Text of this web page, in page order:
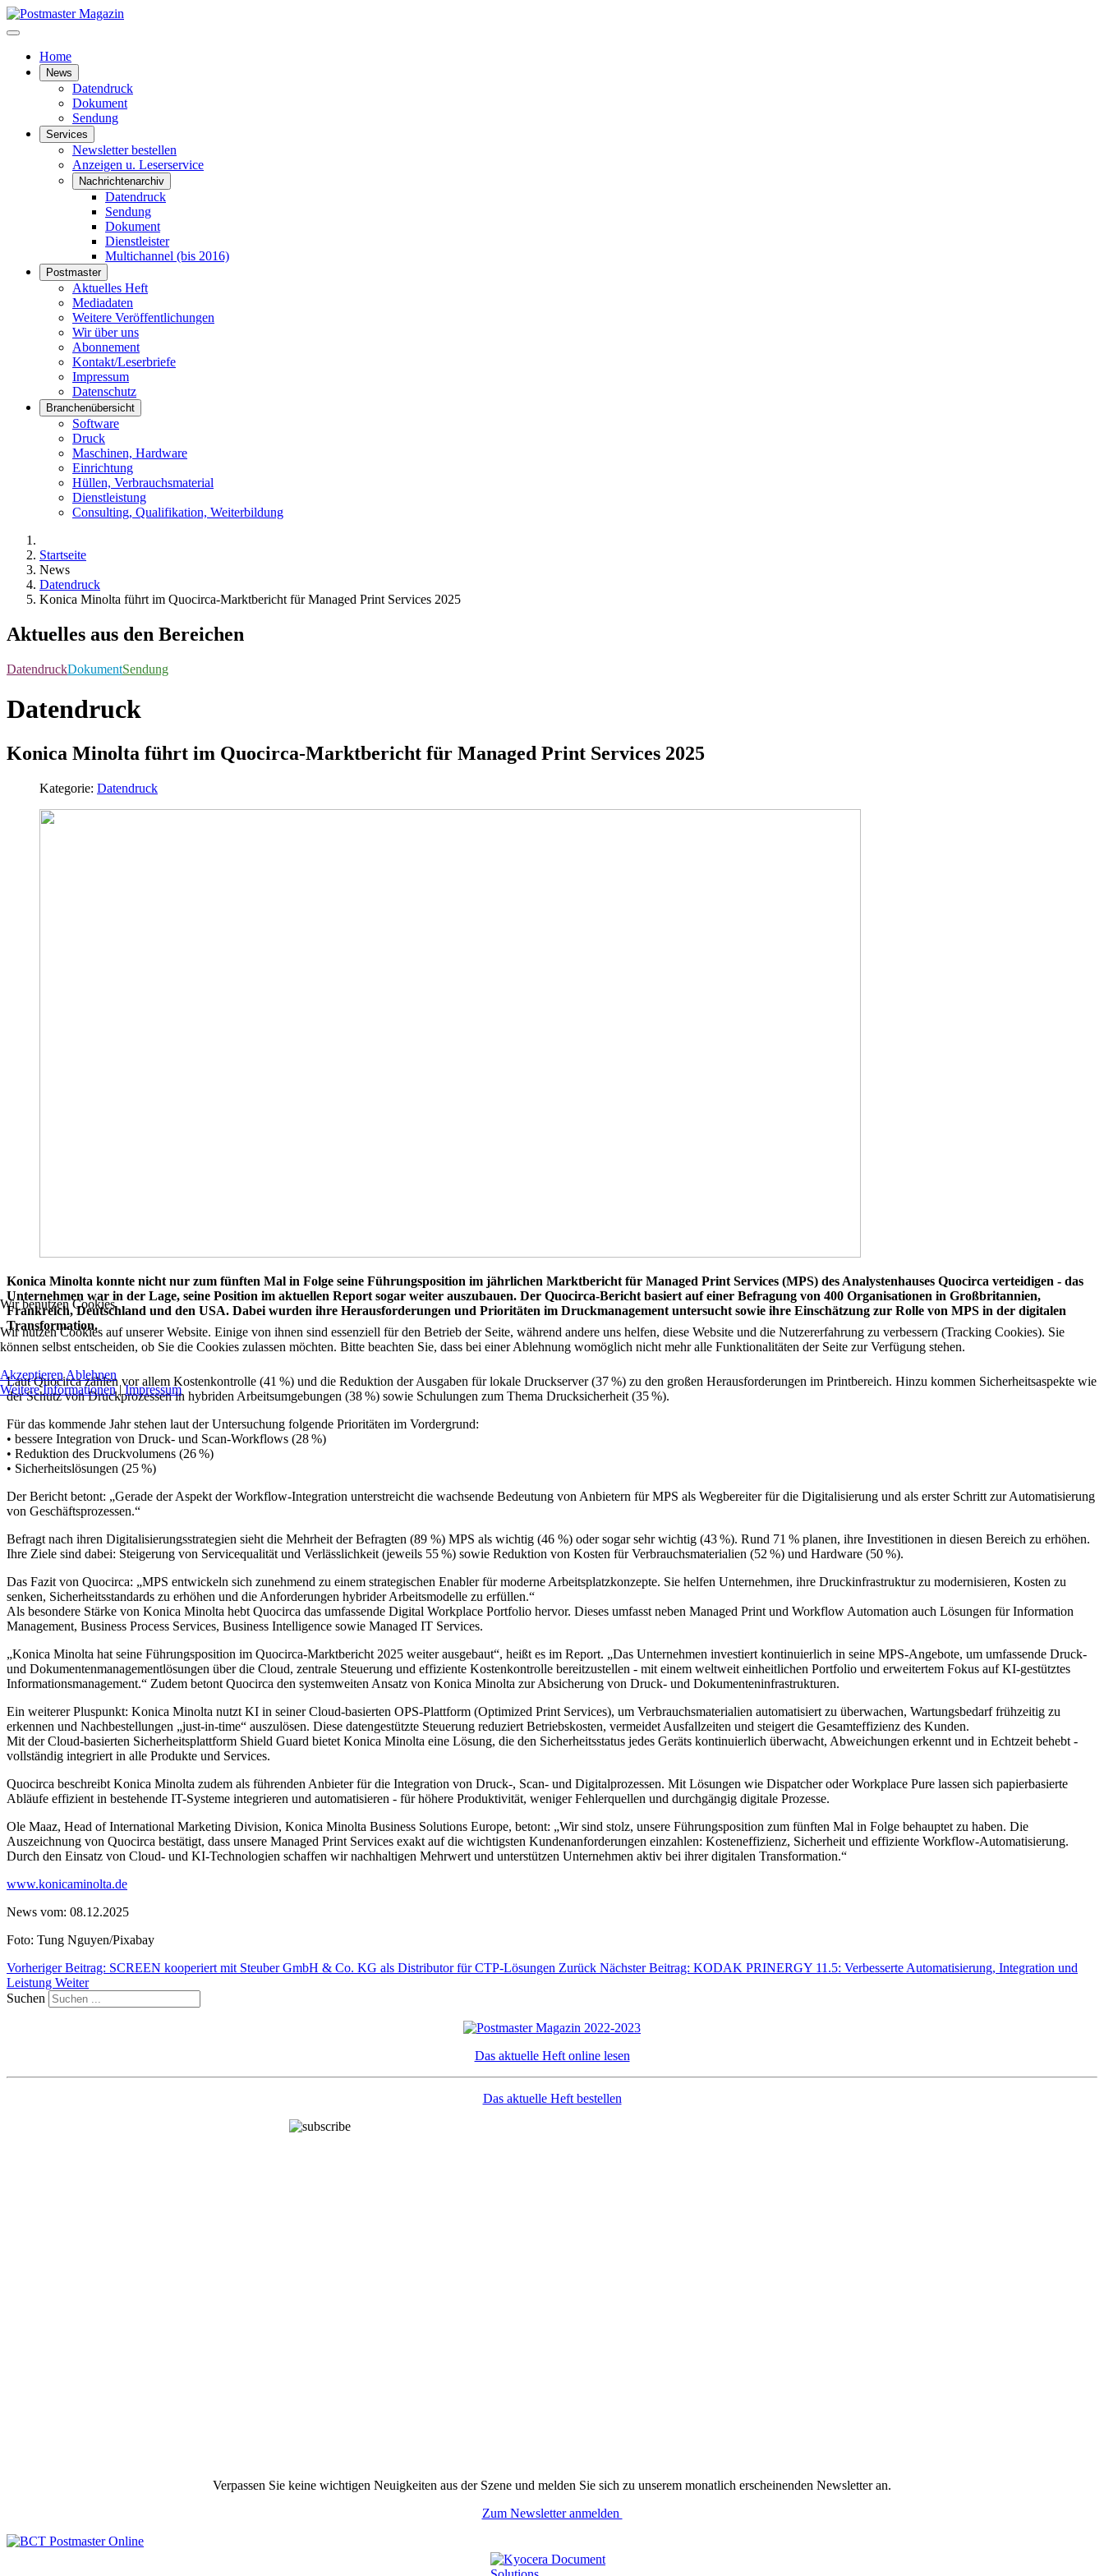
Home
News
Datendruck
Dokument
Sendung
Services
Newsletter bestellen
Anzeigen u. Leserservice
Nachrichtenarchiv
Datendruck
Sendung
Dokument
Dienstleister
Multichannel (bis 2016)
Postmaster
Aktuelles Heft
Mediadaten
Weitere Veröffentlichungen
Wir über uns
Abonnement
Kontakt/Leserbriefe
Impressum
Datenschutz
Branchenübersicht
Software
Druck
Maschinen, Hardware
Einrichtung
Hüllen, Verbrauchsmaterial
Dienstleistung
Consulting, Qualifikation, Weiterbildung
Startseite
News
Datendruck
Konica Minolta führt im Quocirca-Marktbericht für Managed Print Services 2025
Aktuelles aus den Bereichen
DatendruckDokumentSendung
Datendruck
Konica Minolta führt im Quocirca-Marktbericht für Managed Print Services 2025
Kategorie: Datendruck
Konica Minolta konnte nicht nur zum fünften Mal in Folge seine Führungsposition im jährlichen Marktbericht für Managed Print Services (MPS) des Analystenhauses Quocirca verteidigen - das
Unternehmen war in der Lage, seine Position im aktuellen Report sogar weiter auszubauen. Der Quocirca-Bericht basiert auf einer Befragung von 400 Organisationen in Großbritannien,
Frankreich, Deutschland und den USA. Dabei wurden ihre Herausforderungen und Prioritäten im Druckmanagement untersucht sowie ihre Einschätzung zur Rolle von MPS in der digitalen
Transformation.
Laut Quocirca zählen vor allem Kostenkontrolle (41 %) und die Reduktion der Ausgaben für lokale Druckserver (37 %) zu den großen Herausforderungen im Printbereich. Hinzu kommen Sicherheitsaspekte wie
der Schutz von Druckprozessen in hybriden Arbeitsumgebungen (38 %) sowie Schulungen zum Thema Drucksicherheit (35 %).
Für das kommende Jahr stehen laut der Untersuchung folgende Prioritäten im Vordergrund:
• bessere Integration von Druck- und Scan-Workflows (28 %)
• Reduktion des Druckvolumens (26 %)
• Sicherheitslösungen (25 %)
Der Bericht betont: „Gerade der Aspekt der Workflow-Integration unterstreicht die wachsende Bedeutung von Anbietern für MPS als Wegbereiter für die Digitalisierung und als erster Schritt zur Automatisierung
von Geschäftsprozessen.“
Befragt nach ihren Digitalisierungsstrategien sieht die Mehrheit der Befragten (89 %) MPS als wichtig (46 %) oder sogar sehr wichtig (43 %). Rund 71 % planen, ihre Investitionen in diesen Bereich zu erhöhen.
Ihre Ziele sind dabei: Steigerung von Servicequalität und Verlässlichkeit (jeweils 55 %) sowie Reduktion von Kosten für Verbrauchsmaterialien (52 %) und Hardware (50 %).
Das Fazit von Quocirca: „MPS entwickeln sich zunehmend zu einem strategischen Enabler für moderne Arbeitsplatzkonzepte. Sie helfen Unternehmen, ihre Druckinfrastruktur zu modernisieren, Kosten zu
senken, Sicherheitsstandards zu erhöhen und die Anforderungen hybrider Arbeitsmodelle zu erfüllen.“
Als besondere Stärke von Konica Minolta hebt Quocirca das umfassende Digital Workplace Portfolio hervor. Dieses umfasst neben Managed Print und Workflow Automation auch Lösungen für Information
Management, Business Process Services, Business Intelligence sowie Managed IT Services.
„Konica Minolta hat seine Führungsposition im Quocirca-Marktbericht 2025 weiter ausgebaut“, heißt es im Report. „Das Unternehmen investiert kontinuierlich in seine MPS-Angebote, um umfassende Druck-
und Dokumentenmanagementlösungen über die Cloud, zentrale Steuerung und effiziente Kostenkontrolle bereitzustellen - mit einem weltweit einheitlichen Portfolio und erweitertem Fokus auf KI-gestütztes
Informationsmanagement.“ Zudem betont Quocirca den systemweiten Ansatz von Konica Minolta zur Absicherung von Druck- und Dokumenteninfrastrukturen.
Ein weiterer Pluspunkt: Konica Minolta nutzt KI in seiner Cloud-basierten OPS-Plattform (Optimized Print Services), um Verbrauchsmaterialien automatisiert zu überwachen, Wartungsbedarf frühzeitig zu
erkennen und Nachbestellungen „just-in-time“ auszulösen. Diese datengestützte Steuerung reduziert Betriebskosten, vermeidet Ausfallzeiten und steigert die Gesamteffizienz des Kunden.
Mit der Cloud-basierten Sicherheitsplattform Shield Guard bietet Konica Minolta eine Lösung, die den Sicherheitsstatus jedes Geräts kontinuierlich überwacht, Abweichungen erkennt und in Echtzeit behebt -
vollständig integriert in alle Produkte und Services.
Quocirca beschreibt Konica Minolta zudem als führenden Anbieter für die Integration von Druck-, Scan- und Digitalprozessen. Mit Lösungen wie Dispatcher oder Workplace Pure lassen sich papierbasierte
Abläufe effizient in bestehende IT-Systeme integrieren und automatisieren - für höhere Produktivität, weniger Fehlerquellen und durchgängig digitale Prozesse.
Ole Maaz, Head of International Marketing Division, Konica Minolta Business Solutions Europe, betont: „Wir sind stolz, unsere Führungsposition zum fünften Mal in Folge behauptet zu haben. Die
Auszeichnung von Quocirca bestätigt, dass unsere Managed Print Services exakt auf die wichtigsten Kundenanforderungen einzahlen: Kosteneffizienz, Sicherheit und effiziente Workflow-Automatisierung.
Durch den Einsatz von Cloud- und KI-Technologien schaffen wir nachhaltigen Mehrwert und unterstützen Unternehmen aktiv bei ihrer digitalen Transformation.“
www.konicaminolta.de
News vom: 08.12.2025
Foto: Tung Nguyen/Pixabay
Vorheriger Beitrag: SCREEN kooperiert mit Steuber GmbH & Co. KG als Distributor für CTP-Lösungen Zurück Nächster Beitrag: KODAK PRINERGY 11.5: Verbesserte Automatisierung, Integration und
Leistung Weiter
Suchen
Das aktuelle Heft online lesen
Das aktuelle Heft bestellen
Verpassen Sie keine wichtigen Neuigkeiten aus der Szene und melden Sie sich zu unserem monatlich erscheinenden Newsletter an.
Zum Newsletter anmelden
Wir benutzen Cookies
Wir nutzen Cookies auf unserer Website. Einige von ihnen sind essenziell für den Betrieb der Seite, während andere uns helfen, diese Website und die Nutzererfahrung zu verbessern (Tracking Cookies). Sie
können selbst entscheiden, ob Sie die Cookies zulassen möchten. Bitte beachten Sie, dass bei einer Ablehnung womöglich nicht mehr alle Funktionalitäten der Seite zur Verfügung stehen.
Akzeptieren Ablehnen
Weitere Informationen|Impressum